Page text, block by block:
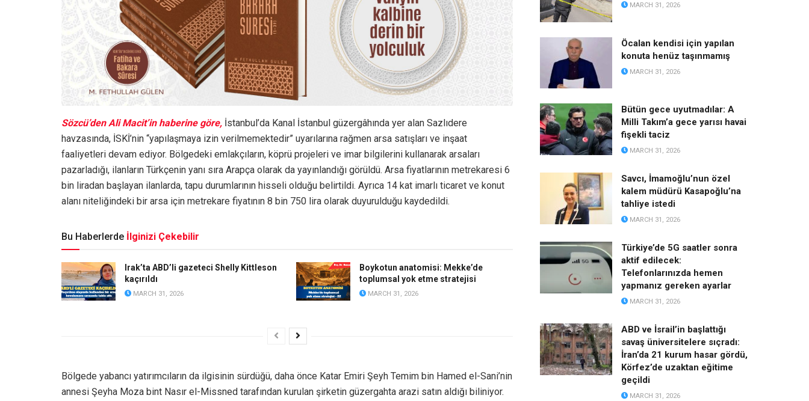
Sözcü’den Ali Macit’in haberine göre, İstanbul’da Kanal İstanbul güzergâhında yer alan Sazlıdere
havzasında, İSKİ’nin “yapılaşmaya izin verilmemektedir” uyarılarına rağmen arsa satışları ve inşaat
faaliyetleri devam ediyor. Bölgedeki emlakçıların, köprü projeleri ve imar bilgilerini kullanarak arsaları
pazarladığı, ilanların Türkçenin yanı sıra Arapça olarak da yayınlandığı görüldü. Arsa fiyatlarının metrekaresi 6
bin liradan başlayan ilanlarda, tapu durumlarının hisseli olduğu belirtildi. Ayrıca 14 kat imarlı ticaret ve konut
alanı niteliğindeki bir arsa için metrekare fiyatının 8 bin 750 lira olarak duyurulduğu kaydedildi.
Bu Haberlerde İlginizi Çekebilir
Irak’ta ABD’li gazeteci Shelly Kittleson
kaçırıldı
MARCH 31, 2026
Boykotun anatomisi: Mekke’de
toplumsal yok etme stratejisi
MARCH 31, 2026
Bölgede yabancı yatırımcıların da ilgisinin sürdüğü, daha önce Katar Emiri Şeyh Temim bin Hamed el-Sani’nin
annesi Şeyha Moza bint Nasır el-Missned tarafından kurulan şirketin güzergahta arazi satın aldığı biliniyor.
MARCH 31, 2026
Öcalan kendisi için yapılan
konuta henüz taşınmamış
MARCH 31, 2026
Bütün gece uyutmadılar: A
Milli Takım’a gece yarısı havai
fişekli taciz
MARCH 31, 2026
Savcı, İmamoğlu’nun özel
kalem müdürü Kasapoğlu’na
tahliye istedi
MARCH 31, 2026
Türkiye’de 5G saatler sonra
aktif edilecek:
Telefonlarınızda hemen
yapmanız gereken ayarlar
MARCH 31, 2026
ABD ve İsrail’in başlattığı
savaş üniversitelere sıçradı:
İran’da 21 kurum hasar gördü,
Körfez’de uzaktan eğitime
geçildi
MARCH 31, 2026